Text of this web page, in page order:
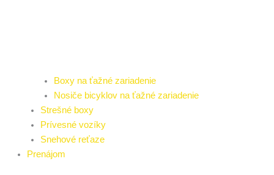
Boxy na ťažné zariadenie
Nosiče bicyklov na ťažné zariadenie
Strešné boxy
Prívesné vozíky
Snehové reťaze
Prenájom